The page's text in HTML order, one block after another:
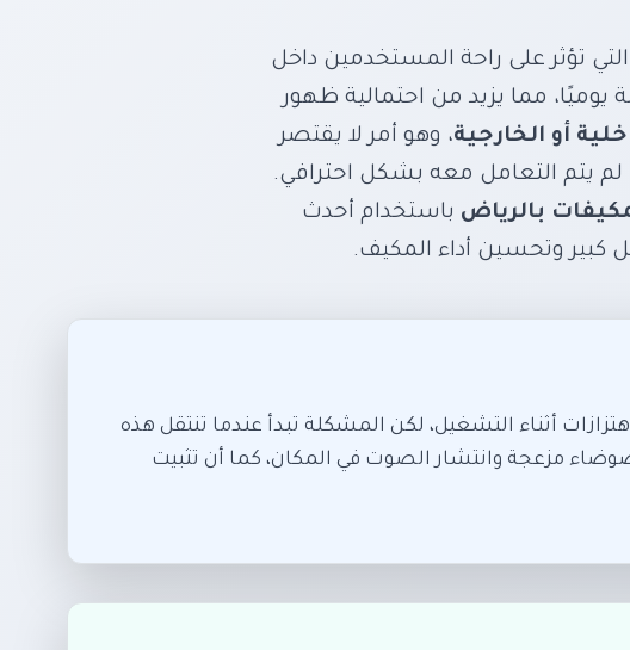
والتخميد للوحدات
تؤثر على راحة المستخدمين داخل
مما يزيد من احتمالية ظهور
أو الخارجية، وهو أمر لا يقتصر
لم يتم التعامل معه بشكل احترافي.
بالرياض باستخدام أحدث
كبير وتحسين أداء المكيف.
أثناء التشغيل، لكن المشكلة تبدأ عندما تنتقل هذه
ضوضاء مزعجة وانتشار الصوت في المكان، كما أن تثبيت